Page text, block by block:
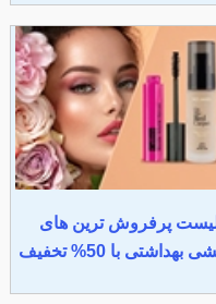
پرفروش ترین های
بهداشتی با 50% تخفیف